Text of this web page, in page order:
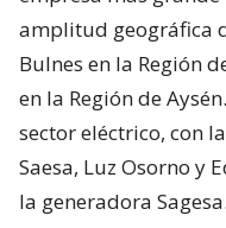
amplitud geográfica
Bulnes en la Región
en la Región de
sector eléctrico, con
Saesa, Luz Osorno y
la generadora Sagesa.